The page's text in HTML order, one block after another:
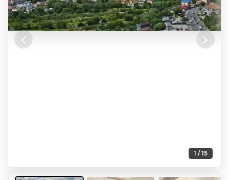
1 / 15
Previous Next